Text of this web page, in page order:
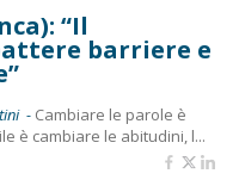
“Il
barriere e
- Cambiare le parole è
è cambiare le abitudini, l...